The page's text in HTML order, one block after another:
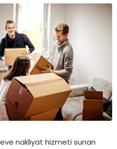
nakliyat hizmeti sunan